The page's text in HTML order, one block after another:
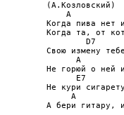
(А.Козловский)
    A
Когда пива
Когда та, от
        D7
Свою измену
      A
Не горюй о ней
E7
Не кури
A
А бери